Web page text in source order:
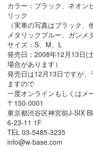
カラー：ブラック、ネオン
リック
（実車の写真はブラック、
メタリックブルー、ガンメ
サイズ：S、M、L
発売日：2008年12月13日(
場合があります）
発売日は12月13日ですが
ますので
一度オンラインもしくはメ
〒150-0001
東京都渋谷区神宮前J-SIX
6-23-11 1F
TEL 03-5485-3235
info@w-base.com